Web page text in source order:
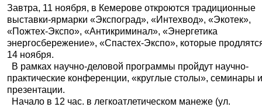
Завтра, 11 ноября, в Кемерове откроются традиционные
выставки-ярмарки «Экспоград», «Интехвод», «Экотек»,
«Пожтех-Экспо», «Антикриминал», «Энергетика
энергосбережение», «Спастех-Экспо», которые
14 ноября.
В рамках научно-деловой программы пройдут научно-
практические конференции, «круглые столы», семинары
презентации.
Начало в 12 час. в легкоатлетическом манеже (ул.